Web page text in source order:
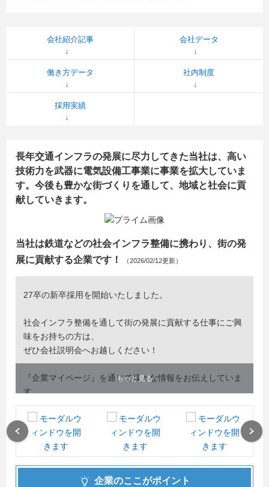
会社紹介記事 会社データ
働き方データ 社内制度
採用実績
長年交通インフラの発展に尽力してきた当社は、高い
技術力を武器に電気設備工事業に事業を拡大していま
す。今後も豊かな街づくりを通して、地域と社会に貢
献していきます。
当社は鉄道などの社会インフラ整備に携わり、街の発
展に貢献する企業です！
（2026/02/12更新）
27卒の新卒採用を開始いたしました。
社会インフラ整備を通して街の発展に貢献する仕事にご興
味をお持ちの方は、
ぜひ会社説明会へお越しください！
『企業マイページ』を通じて様々な情報をお伝えしていま
す。
皆様のエントリーを心よりお待ちしています！
（名鉄EIインスタでも社内情報発信中！）
もっと見る
企業のここがポイント